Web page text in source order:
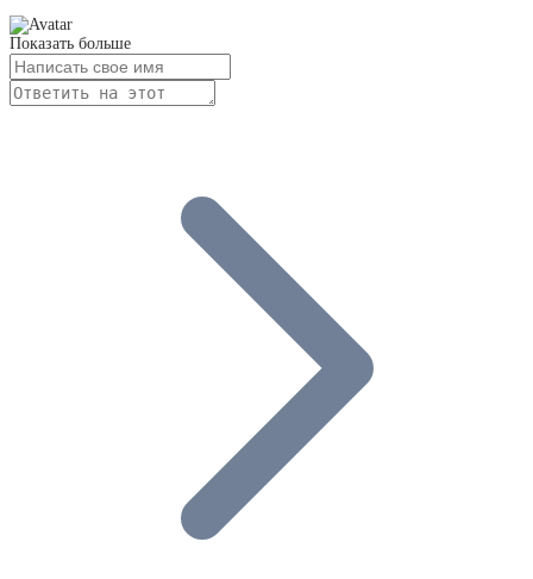
Показать больше